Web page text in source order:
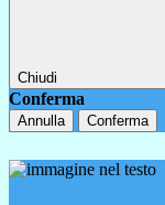
Chiudi
Conferma
Annulla Conferma